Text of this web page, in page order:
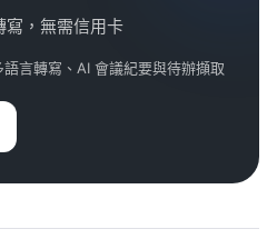
寫，無需信用卡
言轉寫、AI 會議紀要與待辦擷取